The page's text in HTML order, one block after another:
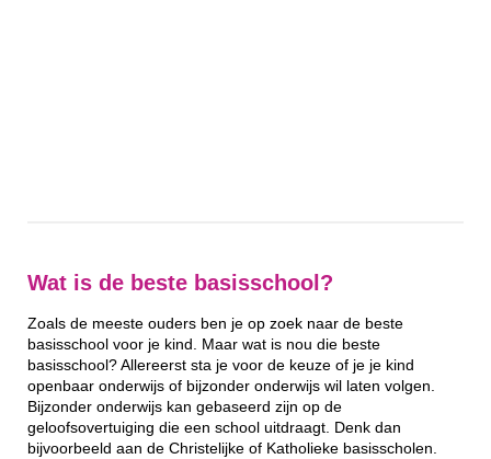
Wat is de beste basisschool?
Zoals de meeste ouders ben je op zoek naar de beste
basisschool voor je kind. Maar wat is nou die beste
basisschool? Allereerst sta je voor de keuze of je je kind
openbaar onderwijs of bijzonder onderwijs wil laten volgen.
Bijzonder onderwijs kan gebaseerd zijn op de
geloofsovertuiging die een school uitdraagt. Denk dan
bijvoorbeeld aan de Christelijke of Katholieke basisscholen.